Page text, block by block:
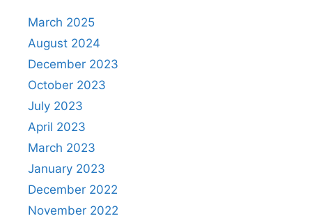
March 2025
August 2024
December 2023
October 2023
July 2023
April 2023
March 2023
January 2023
December 2022
November 2022